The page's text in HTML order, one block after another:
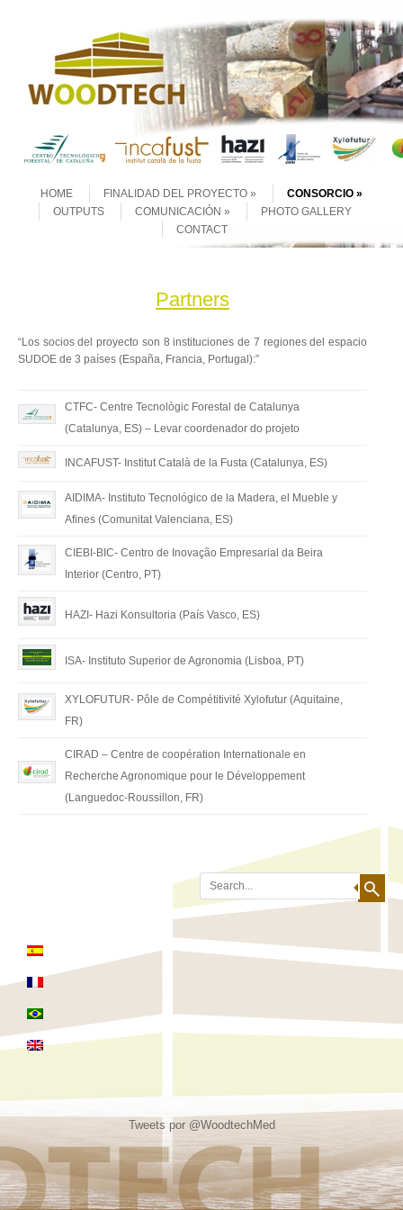
Menu
Skip to content
HOME
FINALIDAD DEL PROYECTO
CONSORCIO
OUTPUTS
COMUNICACIÓN
PHOTO GALLERY
CONTACT
Partners
“Los socios del proyecto son 8 instituciones de 7 regiones del espacio
SUDOE de 3 países (España, Francia, Portugal):”
CTFC- Centre Tecnològic Forestal de Catalunya
(Catalunya, ES) – Levar coordenador do projeto
INCAFUST- Institut Català de la Fusta (Catalunya, ES)
AIDIMA- Instituto Tecnológico de la Madera, el Mueble y
Afines (Comunitat Valenciana, ES)
CIEBI-BIC- Centro de Inovação Empresarial da Beira
Interior (Centro, PT)
HAZI- Hazi Konsultoria (País Vasco, ES)
ISA- Instituto Superior de Agronomia (Lisboa, PT)
XYLOFUTUR- Pôle de Compétitivité Xylofutur (Aquitaine,
FR)
CIRAD – Centre de coopération Internationale en
Recherche Agronomique pour le Développement
(Languedoc-Roussillon, FR)
Search
Tweets por @WoodtechMed